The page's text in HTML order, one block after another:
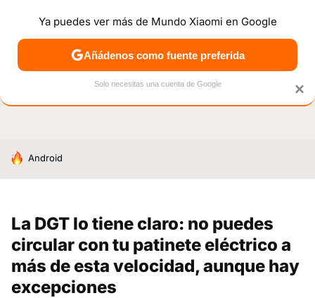
NOTICIAS MÓVILES TUTORIALES OFERTAS
HOY SE HABLA DE
Android
La DGT lo tiene claro: no puedes
circular con tu patinete eléctrico a
más de esta velocidad, aunque hay
excepciones
×
Ya puedes ver más de Mundo Xiaomi en Google
Añádenos como fuente preferida
Solo necesitas una cuenta de Google